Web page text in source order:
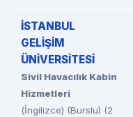
İSTANBUL
GELİŞİM
ÜNİVERSİTESİ
Sivil Havacılık Kabin
Hizmetleri
(İngilizce) (Burslu) (2